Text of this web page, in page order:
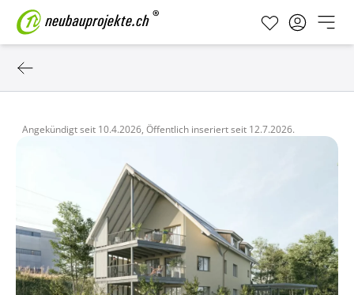
Angekündigt seit 10.4.2026, Öffentlich inseriert seit 12.7.2026.